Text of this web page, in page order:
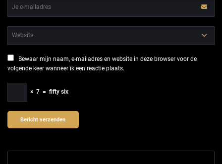
Bewaar mijn naam, e-mailadres en website in deze browser voor de
volgende keer wanneer ik een reactie plaats.
× 7 = fifty six